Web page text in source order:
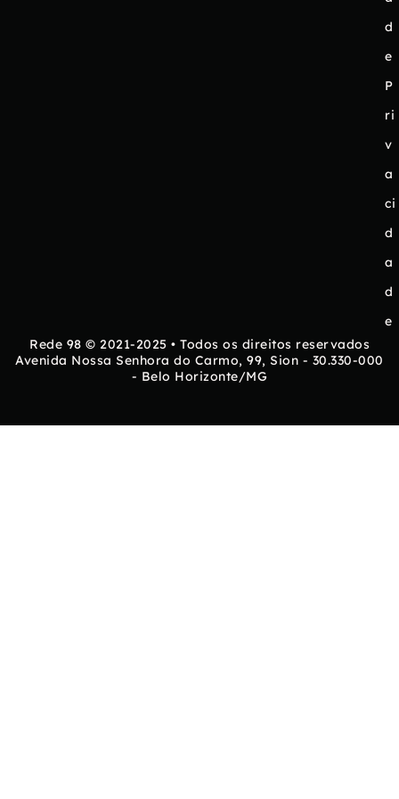
d
e
P
ri
v
a
ci
d
a
d
e
Rede 98 © 2021-2025 • Todos os direitos reservados
Avenida Nossa Senhora do Carmo, 99, Sion - 30.330-000
- Belo Horizonte/MG